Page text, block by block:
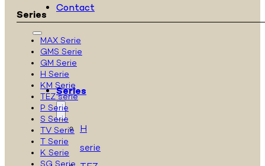
Contact
Series
H
serie
Series
MAX Serie
GMS Serie
GM Serie
H Serie
KM Serie
TEZ serie
P Serie
S Serie
TV Serie
T Serie
K Serie